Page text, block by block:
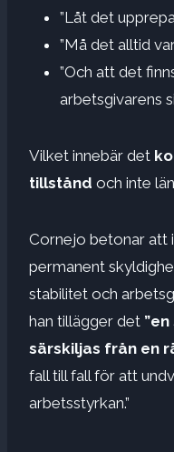
”Låt det
”Må det alltid
”Och att det
arbetsgivarens
Vilket innebär det
tillstånd och inte
Cornejo betonar att
permanent
stabilitet och
han tillägger det
särskiljas från en
fall till fall för att
arbetsstyrkan.”